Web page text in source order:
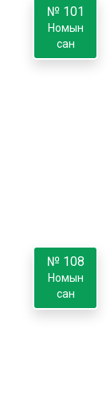
№ 101
Номын
сан
№ 108
Номын
сан